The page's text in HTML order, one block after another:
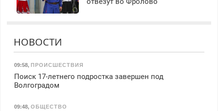
НОВОСТИ
09:58, ПРОИСШЕСТВИЯ
Поиск 17-летнего подростка завершен под
Волгоградом
09:48, ОБЩЕСТВО